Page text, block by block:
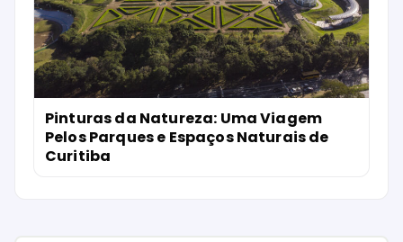
Pinturas da Natureza: Uma Viagem
Pelos Parques e Espaços Naturais de
Curitiba